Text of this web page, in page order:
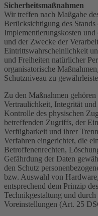
Sicherheitsmaßnahmen
Wir treffen nach Maßgabe
Berücksichtigung des
Implementierungskosten
und der Zwecke der
Eintrittswahrscheinlichkeit
und Freiheiten natürlicher
organisatorische
Schutzniveau zu
Zu den Maßnahmen
Vertraulichkeit, Integrität
Kontrolle des physischen
betreffenden Zugriffs, der
Verfügbarkeit und ihrer
Verfahren eingerichtet, die
Betroffenenrechten,
Gefährdung der Daten
den Schutz
bzw. Auswahl von
entsprechend dem Prinzip
Technikgestaltung und
Voreinstellungen (Art. 25